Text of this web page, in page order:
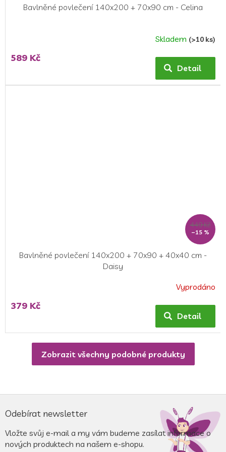
Bavlněné povlečení 140x200 + 70x90 cm - Celina
Skladem (>10 ks)
589 Kč
Detail
449 Kč
–15 %
Bavlněné povlečení 140x200 + 70x90 + 40x40 cm -
Daisy
hodnocení
produktu
5,0
hvězdiček.
Vyprodáno
379 Kč
Detail
Zobrazit všechny podobné produkty
á
a
Odebírat newsletter
Vložte svůj e-mail a my vám budeme zasílat informace o
nových produktech na našem e-shopu.